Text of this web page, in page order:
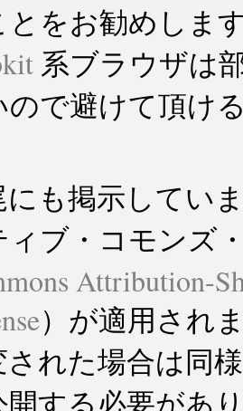
とをお勧めしま
系ブラウザは
ので避けて頂け
にも掲示してい
ィブ・コモンズ
Attribution-
）が適用され
された場合は同
開する必要があ